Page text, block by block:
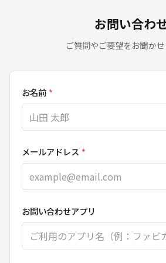
お問い合わ
ご質問やご要望をお聞か
お名前 *
メールアドレス *
お問い合わせアプリ